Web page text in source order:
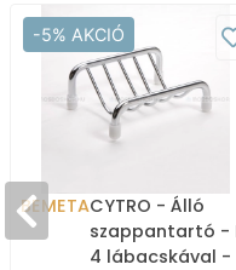
-5% AKCIÓ
BEMETACYTRO - Álló
szappantartó -
4 lábacskával -